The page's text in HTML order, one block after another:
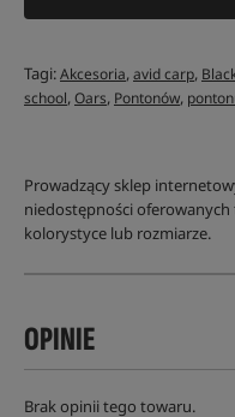
Tagi:Akcesoria,avid carp,
school,Oars, Pontonów,
Prowadzący sklep
niedostępności oferowanych
kolorystyce lub rozmiarze.
OPINIE
Brak opinii tego towaru.